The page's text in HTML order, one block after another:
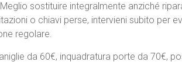
sostituire integralmente anziché
o chiavi perse, intervieni subito per
regolare.​
da 60€, inquadratura porte da 70€,